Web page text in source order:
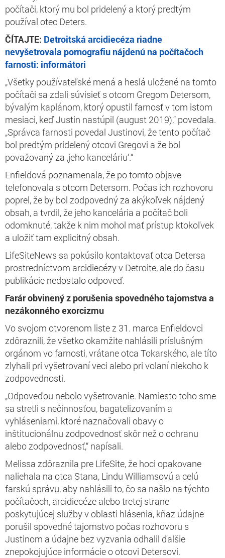
počítači, ktorý mu bol pridelený a ktorý predtým
používal otec Deters.
ČÍTAJTE: Detroitská arcidiecéza riadne
nevyšetrovala pornografiu nájdenú na počítačoch
farnosti: informátori
„Všetky používateľské mená a heslá uložené na tomto
počítači sa zdali súvisieť s otcom Gregom Detersom,
bývalým kaplánom, ktorý opustil farnosť v tom istom
mesiaci, keď Justin nastúpil (august 2019),“ povedala.
„Správca farnosti povedal Justinovi, že tento počítač
bol predtým pridelený otcovi Gregovi a že bol
považovaný za ‚jeho kanceláriu‘.“
Enfieldová poznamenala, že po tomto objave
telefonovala s otcom Detersom. Počas ich rozhovoru
poprel, že by bol zodpovedný za akýkoľvek nájdený
obsah, a tvrdil, že jeho kancelária a počítač boli
odomknuté, takže k nim mohol mať prístup ktokoľvek
a uložiť tam explicitný obsah.
LifeSiteNews sa pokúsilo kontaktovať otca Detersa
prostredníctvom arcidiecézy v Detroite, ale do času
publikácie nedostalo odpoveď.
Farár obvinený z porušenia spovedného tajomstva a
nezákonného exorcizmu
Vo svojom otvorenom liste z 31. marca Enfieldovci
zdôraznili, že všetko okamžite nahlásili príslušným
orgánom vo farnosti, vrátane otca Tokarského, ale títo
zlyhali pri vyšetrovaní veci alebo pri volaní niekoho k
zodpovednosti.
„Odpoveďou nebolo vyšetrovanie. Namiesto toho sme
sa stretli s nečinnosťou, bagatelizovaním a
vyhláseniami, ktoré naznačovali obavy o
inštitucionálnu zodpovednosť skôr než o ochranu
alebo zodpovednosť,“ napísali.
Melissa zdôraznila pre LifeSite, že hoci opakovane
naliehala na otca Stana, Lindu Williamsovú a celú
farskú správu, aby nahlásili to, čo sa našlo na týchto
počítačoch, arcidiecéze alebo tretej strane
poskytujúcej služby v oblasti hlásenia, kňaz údajne
porušil spovedné tajomstvo počas rozhovoru s
Justinom a údajne bez vyzvania odhalil ďalšie
znepokojujúce informácie o otcovi Detersovi.